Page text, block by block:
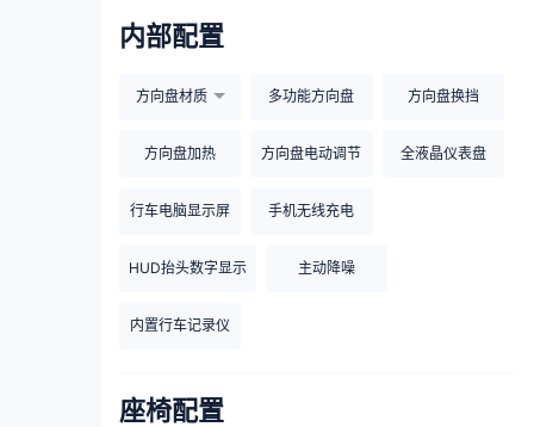
内部配置
方向盘材质 多功能方向盘 方向盘换挡
方向盘加热 方向盘电动调节 全液晶仪表盘
行车电脑显示屏 手机无线充电
HUD抬头数字显示 主动降噪
内置行车记录仪
座椅配置